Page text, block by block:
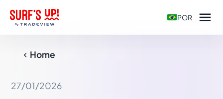
POR 
 Home
27/01/2026